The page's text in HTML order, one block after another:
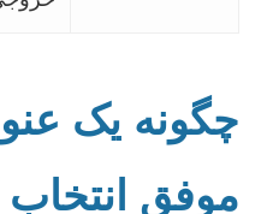
چگونه یک
موفق انتخاب